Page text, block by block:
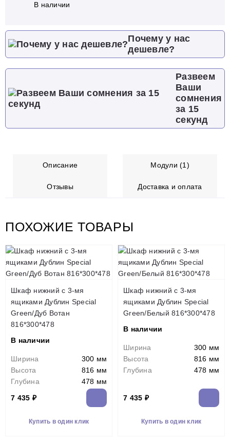
В наличии
Почему у нас
дешевле?
Развеем
Ваши
сомнения
за 15
секунд
Описание Модули (1)
Отзывы Доставка и оплата
ПОХОЖИЕ ТОВАРЫ
Шкаф нижний с 3-мя
ящиками Дублин Special
Green/Дуб Вотан
816*300*478
В наличии
Ширина
300 мм
Высота
816 мм
Глубина
478 мм
7 435 ₽
Купить в один клик
Шкаф нижний с 3-мя
ящиками Дублин Special
Green/Белый 816*300*478
В наличии
Ширина
300 мм
Высота
816 мм
Глубина
478 мм
7 435 ₽
Купить в один клик